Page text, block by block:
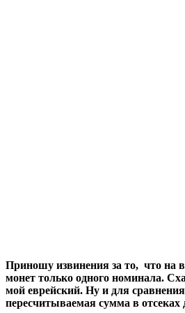
Приношу извинения за то, что на
монет только одного номинала.
мой еврейский. Ну и для
пересчитываемая сумма в отсеках